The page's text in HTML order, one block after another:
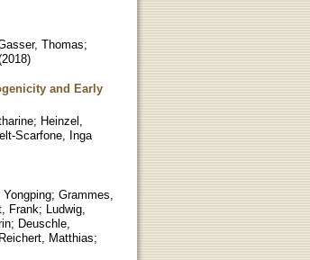
Thomas;
2018)
and Early
; Heinzel,
Scarfone, Inga
Yongping; Grammes,
Frank; Ludwig,
; Deuschle,
Reichert, Matthias;